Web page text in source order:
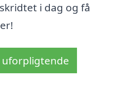
i dag og få
uforpligtende